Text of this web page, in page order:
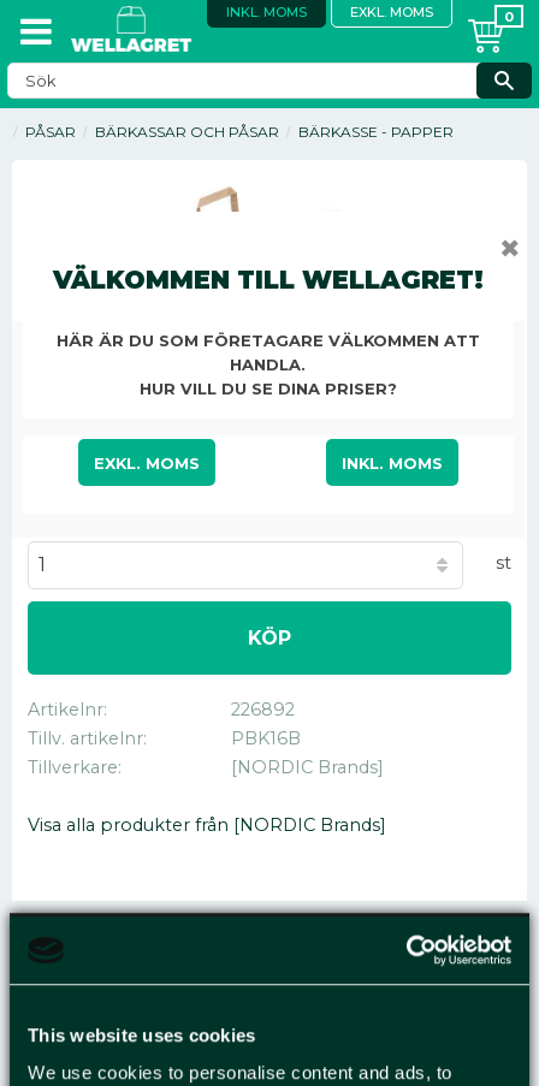
This website uses cookies
We use cookies to personalise content and ads, to
INKL. MOMS EXKL. MOMS
PÅSAR BÄRKASSAR OCH PÅSAR BÄRKASSE - PAPPER
788,50KR
st
KÖP
Artikelnr
226892
Tillv. artikelnr
PBK16B
Tillverkare
[NORDIC Brands]
Visa alla produkter från [NORDIC Brands]
BÄRKASSE PAPPER
PLANT 17L BRUN
250/FP
VÄLKOMMEN TILL WELLAGRET!
HÄR ÄR DU SOM FÖRETAGARE VÄLKOMMEN ATT
HANDLA.
HUR VILL DU SE DINA PRISER?
EXKL. MOMS INKL. MOMS
✖